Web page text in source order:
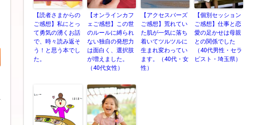
【読者さまからの
ご感想】私にとっ
て勇気の湧くお話
で、時々読み返そ
う！と思う本でし
た。
【オンラインカフ
ェご感想】この世
のルールに縛られ
ない独自の発想力
は面白く、選択肢
が増えました。
（40代女性）
【アクセスバーズ
ご感想】荒れてい
た肌が一気に落ち
着いてツルツルに
生まれ変わってい
ます。（40代・女
性）
【個別セッション
ご感想】仕事と恋
愛の足かせは母親
との関係でした
（40代男性・セラ
ピスト・埼玉県）